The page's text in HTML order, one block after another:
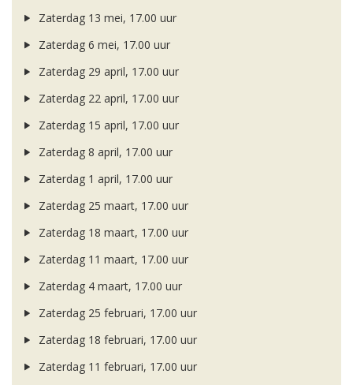
Zaterdag 13 mei, 17.00 uur
Zaterdag 6 mei, 17.00 uur
Zaterdag 29 april, 17.00 uur
Zaterdag 22 april, 17.00 uur
Zaterdag 15 april, 17.00 uur
Zaterdag 8 april, 17.00 uur
Zaterdag 1 april, 17.00 uur
Zaterdag 25 maart, 17.00 uur
Zaterdag 18 maart, 17.00 uur
Zaterdag 11 maart, 17.00 uur
Zaterdag 4 maart, 17.00 uur
Zaterdag 25 februari, 17.00 uur
Zaterdag 18 februari, 17.00 uur
Zaterdag 11 februari, 17.00 uur